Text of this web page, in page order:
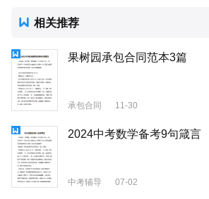
相关推荐
果树园承包合同范本3篇
承包合同 11-30
2024中考数学备考9句箴言
中考辅导 07-02